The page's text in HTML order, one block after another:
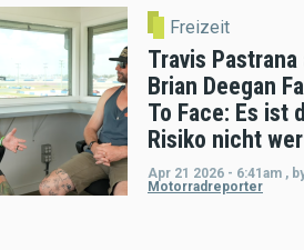
Freizeit
Travis Pastrana
Brian Deegan
To Face: Es ist
Risiko nicht
Apr 21 2026 - 6:41am ,
Motorradreporter